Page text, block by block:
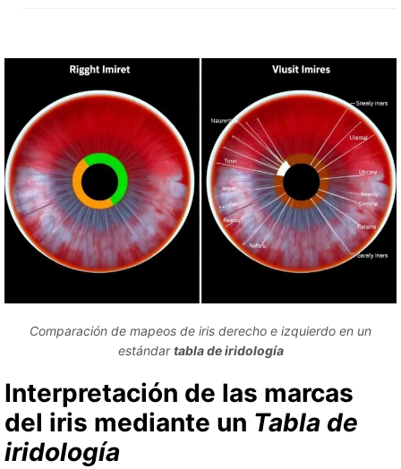
Comparación de mapeos de iris derecho e izquierdo en un
estándartabla de iridología
Interpretación de las marcas
del iris mediante un Tabla de
iridología